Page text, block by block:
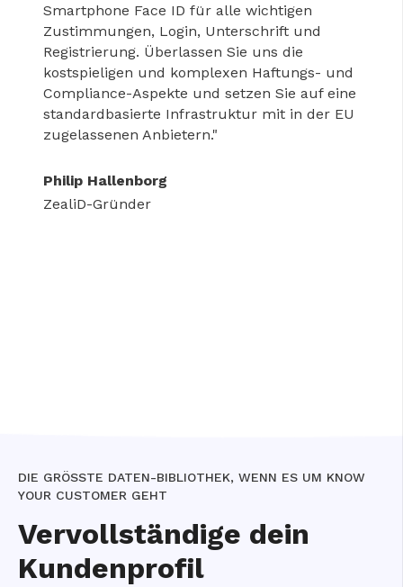
Smartphone Face ID für alle wichtigen
Zustimmungen, Login, Unterschrift und
Registrierung. Überlassen Sie uns die
kostspieligen und komplexen Haftungs- und
Compliance-Aspekte und setzen Sie auf eine
standardbasierte Infrastruktur mit in der EU
zugelassenen Anbietern."
Philip Hallenborg
ZealiD-Gründer
DIE GRÖSSTE DATEN-BIBLIOTHEK, WENN ES UM KNOW Y
OUR CUSTOMER GEHT
Vervollständige dein
Kundenprofil